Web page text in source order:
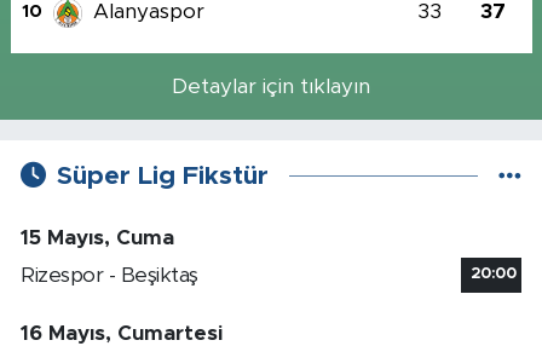
10 Alanyaspor 33 37
Detaylar için tıklayın
Süper Lig Fikstür
15 Mayıs, Cuma
Rizespor - Beşiktaş
20:00
16 Mayıs, Cumartesi